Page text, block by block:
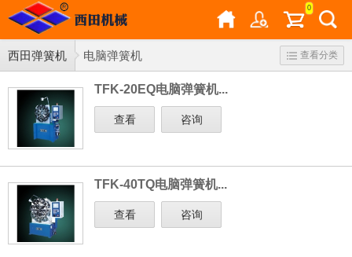
0
西田弹簧机 电脑弹簧机 查看分类
TFK-20EQ电脑弹簧机...
查看 咨询
TFK-40TQ电脑弹簧机...
查看 咨询